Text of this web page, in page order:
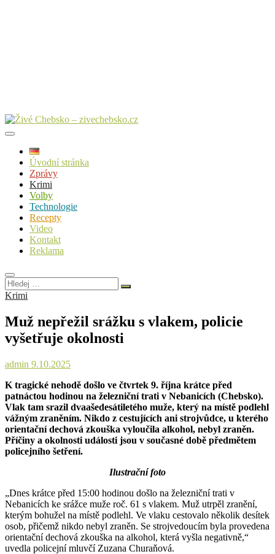
Úvodní stránka
Zprávy
Krimi
Volby
Technologie
Recepty
Video
Kontakt
Reklama
Hledej
…
Krimi
Muž nepřežil srážku s vlakem, policie
vyšetřuje okolnosti
admin 9.10.2025
K tragické nehodě došlo ve čtvrtek 9. října krátce před
patnáctou hodinou na železniční trati v Nebanicích (Chebsko).
Vlak tam srazil dvaašedesátiletého muže, který na místě podlehl
vážným zraněním. Nikdo z cestujících ani strojvůdce, u kterého
orientační dechová zkouška vyloučila alkohol, nebyl zraněn.
Příčiny a okolnosti události jsou v současné době předmětem
policejního šetření.
Ilustrační foto
„Dnes krátce před 15:00 hodinou došlo na železniční trati v
Nebanicích ke srážce muže roč. 61 s vlakem. Muž utrpěl zranění,
kterým bohužel na místě podlehl. Ve vlaku cestovalo několik desítek
osob, přičemž nikdo nebyl zraněn. Se strojvedoucím byla provedena
orientační dechová zkouška na alkohol, která vyšla negativně,“
uvedla policejní mluvčí Zuzana Churaňová.